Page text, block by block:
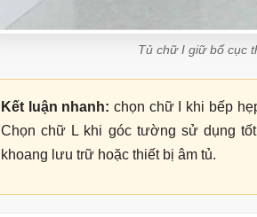
Tủ chữ I giữ bố cục
Kết luận nhanh: chọn chữ I khi bếp
Chọn chữ L khi góc tường sử dụng
khoang lưu trữ hoặc thiết bị âm tủ.